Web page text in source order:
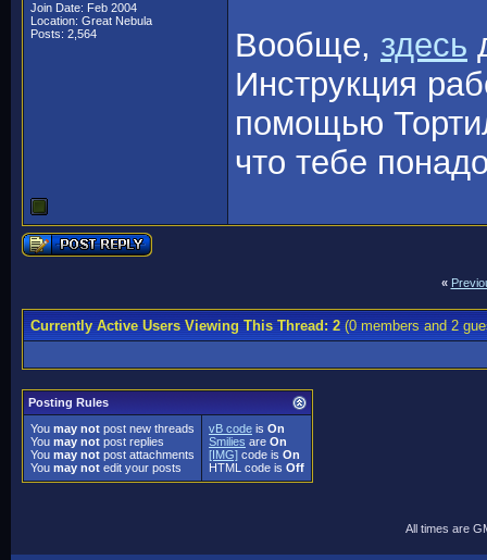
Join Date: Feb 2004
Location: Great Nebula
Posts: 2,564
Вообще, здесь
Инструкция
помощью
что тебе
«
Currently Active Users Viewing This Thread: 2(0 members and 2
Posting Rules
You may not post new threads
You may not post replies
You may not post attachments
You may not edit your posts
vB code is On
Smilies are On
[IMG] code is On
HTML code is Off
All times are